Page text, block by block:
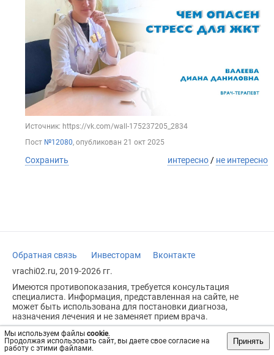
Мы используем файлы cookie.
Продолжая использовать сайт, вы даете свое согласие на
работу с этими файлами.
Принять
Источник: https://vk.com/wall-175237205_2834
Пост №12080, опубликован 21 окт 2025
Сохранить интересно / не интересно
Обратная связь Инвесторам
Вконтакте
vrachi02.ru, 2019-2026 гг.
Имеются противопоказания, требуется консультация
специалиста. Информация, представленная на сайте, не
может быть использована для постановки диагноза,
назначения лечения и не заменяет прием врача.
Возрастное ограничение: 18+